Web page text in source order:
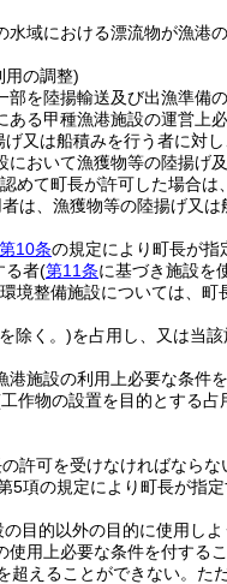
水域における漂流物が漁港
用の調整)
を陸揚輸送及び出漁準備
ある甲種漁港施設の運営上
げ又は船積みを行う者に対
において漁獲物等の陸揚げ
めて町長が許可した場合は
は、漁獲物等の陸揚げ又
第10条の規定により町長が指
る者(第11条に基づき施設を
境整備施設については、町
除く。)を占用し、又は当
港施設の利用上必要な条件
作物の設置を目的とする占
許可を受けなければならな
5項の規定により町長が指
目的以外の目的に使用し
使用上必要な条件を付するこ
超えることができない。 た